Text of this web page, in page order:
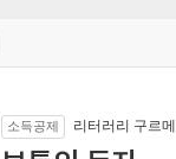
소득공제 리터러리 구르메